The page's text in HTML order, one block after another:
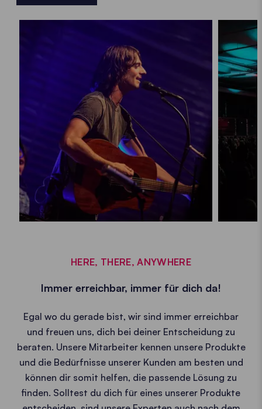
HERE, THERE, ANYWHERE
Immer erreichbar, immer für dich da!
Egal wo du gerade bist, wir sind immer erreichbar
und freuen uns, dich bei deiner Entscheidung zu
beraten. Unsere Mitarbeiter kennen unsere Produkte
und die Bedürfnisse unserer Kunden am besten und
können dir somit helfen, die passende Lösung zu
finden. Solltest du dich für eines unserer Produkte